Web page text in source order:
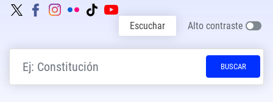
Escuchar Alto contraste
BUSCAR